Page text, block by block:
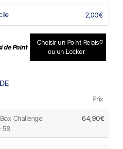
2,00€
de Point
Choisir un Point Relais®
ou un Locker
Prix
Challenge
58
64,90€